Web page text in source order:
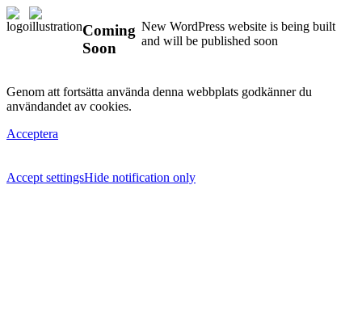
Coming
Soon
New WordPress website is being built
and will be published soon
Genom att fortsätta använda denna webbplats godkänner du
användandet av cookies.
Acceptera
Accept settingsHide notification only